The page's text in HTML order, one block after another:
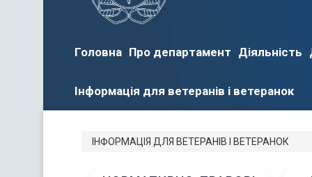
Головна Про департамент Діяльність
Інформація для ветеранів і ветеранок
ІНФОРМАЦІЯ ДЛЯ ВЕТЕРАНІВ І ВЕТЕРАНОК